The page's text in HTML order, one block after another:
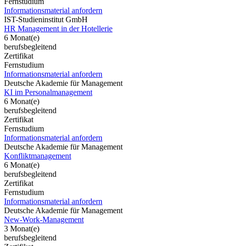
Informationsmaterial anfordern
IST-Studieninstitut GmbH
HR Management in der Hotellerie
6 Monat(e)
berufsbegleitend
Zertifikat
Fernstudium
Informationsmaterial anfordern
Deutsche Akademie für Management
KI im Personalmanagement
6 Monat(e)
berufsbegleitend
Zertifikat
Fernstudium
Informationsmaterial anfordern
Deutsche Akademie für Management
Konfliktmanagement
6 Monat(e)
berufsbegleitend
Zertifikat
Fernstudium
Informationsmaterial anfordern
Deutsche Akademie für Management
New-Work-Management
3 Monat(e)
berufsbegleitend